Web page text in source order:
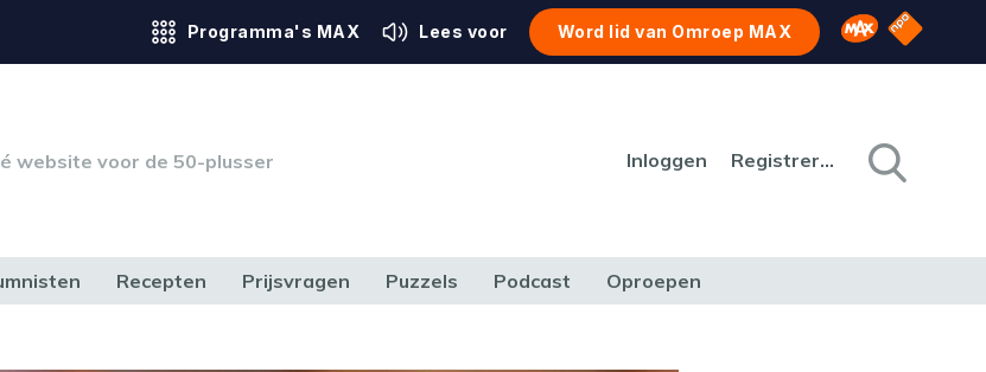
Programma's MAX Lees voor Word lid van Omroep MAX Omroep MAX
NPO
website voor de 50-plusser Inloggen Registreren
Recepten Prijsvragen Puzzels Podcast Oproepen